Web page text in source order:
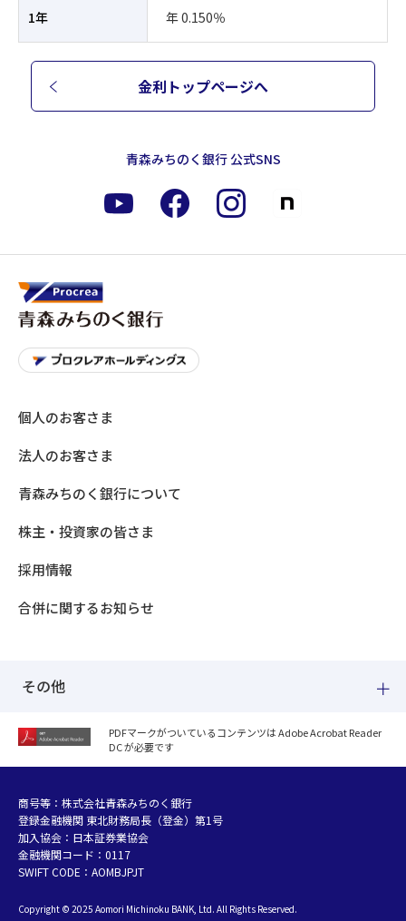
1年 年 0.150％
金利トップページへ
青森みちのく銀行 公式SNS
個人のお客さま
法人のお客さま
青森みちのく銀行について
株主・投資家の皆さま
採用情報
合併に関するお知らせ
その他
紛失した場合
個人データおよび法人情報に関するグループ共同利用について
マネー・ローンダリング等及び金融犯罪の防止について
販売勧誘方針
お客さまの資産形成支援に向けた業務運営方針
PDFマークがついているコンテンツは Adobe Acrobat Reader
DC が必要です
商号等：株式会社青森みちのく銀行
登録金融機関 東北財務局長（登金）第1号
加入協会：日本証券業協会
金融機関コード：0117
SWIFT CODE：AOMBJPJT
Copyright © 2025 Aomori Michinoku BANK, Ltd. All Rights Reserved.